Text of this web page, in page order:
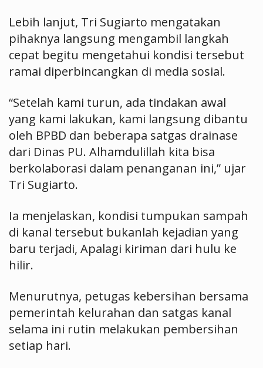
Lebih lanjut, Tri Sugiarto mengatakan
pihaknya langsung mengambil langkah
cepat begitu mengetahui kondisi tersebut
ramai diperbincangkan di media sosial.
“Setelah kami turun, ada tindakan awal
yang kami lakukan, kami langsung dibantu
oleh BPBD dan beberapa satgas drainase
dari Dinas PU. Alhamdulillah kita bisa
berkolaborasi dalam penanganan ini,” ujar
Tri Sugiarto.
Ia menjelaskan, kondisi tumpukan sampah
di kanal tersebut bukanlah kejadian yang
baru terjadi, Apalagi kiriman dari hulu ke
hilir.
Menurutnya, petugas kebersihan bersama
pemerintah kelurahan dan satgas kanal
selama ini rutin melakukan pembersihan
setiap hari.